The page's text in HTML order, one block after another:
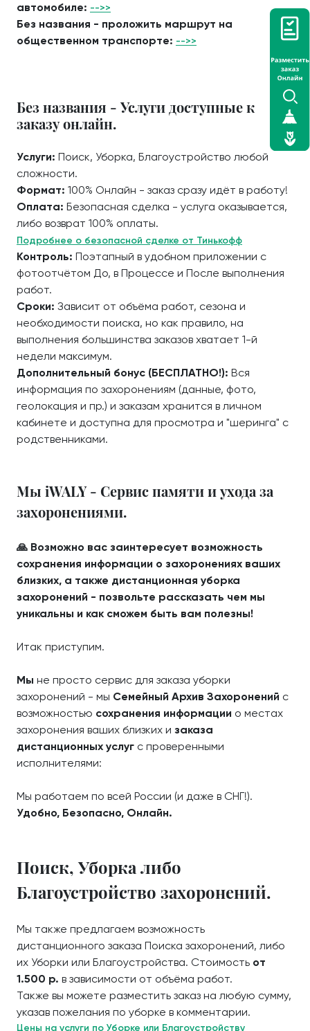
автомобиле: -->>
Без названия - проложить маршрут на
общественном транспорте: -->>
Без названия - Услуги доступные к
заказу онлайн.
Услуги: Поиск, Уборка, Благоустройство любой
сложности.
Формат: 100% Онлайн - заказ сразу идёт в работу!
Оплата: Безопасная сделка - услуга оказывается,
либо возврат 100% оплаты.
Подробнее о безопасной сделке от Тинькофф
Контроль: Поэтапный в удобном приложении с
фотоотчётом До, в Процессе и После выполнения
работ.
Сроки: Зависит от объёма работ, сезона и
необходимости поиска, но как правило, на
выполнения большинства заказов хватает 1-й
недели максимум.
Дополнительный бонус (БЕСПЛАТНО!): Вся
информация по захоронениям (данные, фото,
геолокация и пр.) и заказам хранится в личном
кабинете и доступна для просмотра и "шеринга" с
родственниками.
Мы iWALY - Сервис памяти и ухода за
захоронениями.
🙏 Возможно вас заинтересует возможность
сохранения информации о захоронениях ваших
близких, а также дистанционная уборка
захоронений - позвольте рассказать чем мы
уникальны и как сможем быть вам полезны!
Итак приступим.
Мы не просто сервис для заказа уборки
захоронений - мы Семейный Архив Захоронений с
возможностью сохранения информации о местах
захоронения ваших близких и заказа
дистанционных услуг с проверенными
исполнителями:
Мы работаем по всей России (и даже в СНГ!).
Удобно, Безопасно, Онлайн.
Поиск, Уборка либо
Благоустройство захоронений.
Мы также предлагаем возможность
дистанционного заказа Поиска захоронений, либо
их Уборки или Благоустройства. Стоимость от
1.500 р. в зависимости от объёма работ.
Также вы можете разместить заказ на любую сумму,
указав пожелания по уборке в комментарии.
Цены на услуги по Уборке или Благоустройству